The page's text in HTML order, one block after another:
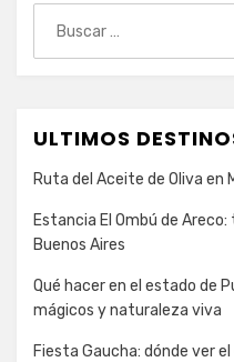
ULTIMOS
Ruta del Aceite de Oliva en
Estancia El Ombú de
Buenos Aires
Qué hacer en el estado de
mágicos y naturaleza viva
Fiesta Gaucha: dónde ver